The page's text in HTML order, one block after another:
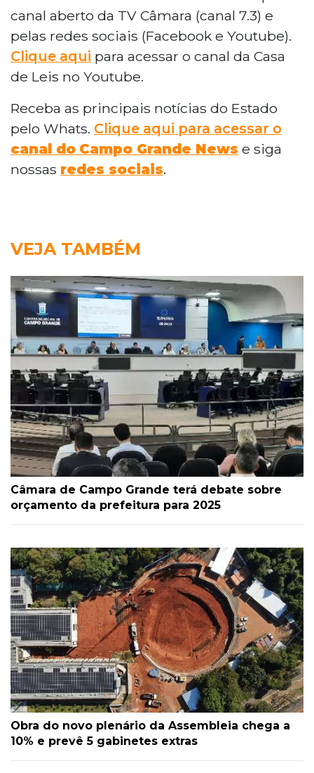
canal aberto da TV Câmara (canal 7.3) e
pelas redes sociais (Facebook e Youtube).
Clique aqui para acessar o canal da Casa
de Leis no Youtube.
Receba as principais notícias do Estado
pelo Whats. Clique aqui para acessar o
canal do Campo Grande News e siga
nossas redes sociais.
VEJA TAMBÉM
Câmara de Campo Grande terá debate sobre
orçamento da prefeitura para 2025
Obra do novo plenário da Assembleia chega a
10% e prevê 5 gabinetes extras